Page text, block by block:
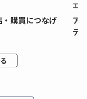
購買につなげ
エ
ア
デ